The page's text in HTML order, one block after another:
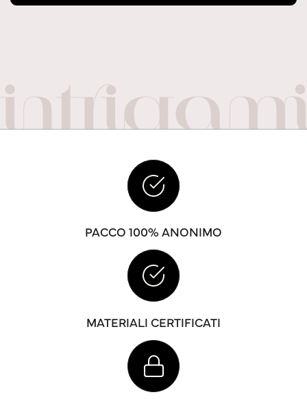
PACCO 100% ANONIMO
MATERIALI CERTIFICATI